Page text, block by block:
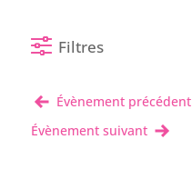
Filtres
Évènement précédent
Évènement suivant